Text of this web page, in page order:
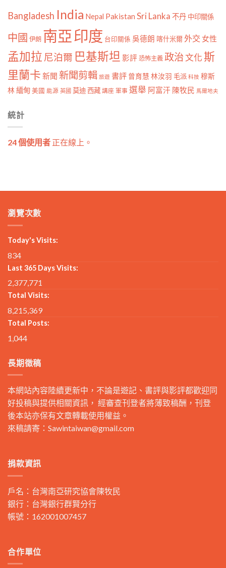
Bangladesh India Nepal Pakistan Sri Lanka 不丹 中印關係
中國 伊朗 南亞印度 台印關係 吳德朗 喀什米爾外交 女性
孟加拉 尼泊爾 巴基斯坦 影評 恐怖主義 政治文化斯
里蘭卡 新聞 新聞剪輯 旅遊 書評 曾育慧 林汝羽 毛派 科技 穆斯
林 緬甸 美國 能源 英國 莫迪 西藏 講座 軍事 選舉 阿富汗 陳牧民 馬爾地夫
統計
24 個使用者 正在線上。
瀏覽次數
Today's Visits:
834
Last 365 Days Visits:
2,377,771
Total Visits:
8,215,369
Total Posts:
1,044
長期徵稿
本網站內容陸續更新中，不論是遊記、書評與影評都歡迎同
好投稿與提供相關資訊， 經審查刊登者將薄致稿酬，刊登
後本站亦保有文章轉載使用權益。
來稿請寄： Sawintaiwan@gmail.com
捐款資訊
戶名：台灣南亞研究協會陳牧民
銀行：台灣銀行群賢分行
帳號：162001007457
合作單位